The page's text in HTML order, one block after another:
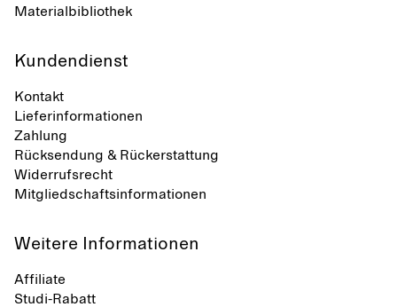
Materialbibliothek
Kundendienst
Kontakt
Lieferinformationen
Zahlung
Rücksendung & Rückerstattung
Widerrufsrecht
Mitgliedschaftsinformationen
Weitere Informationen
Affiliate
Studi-Rabatt